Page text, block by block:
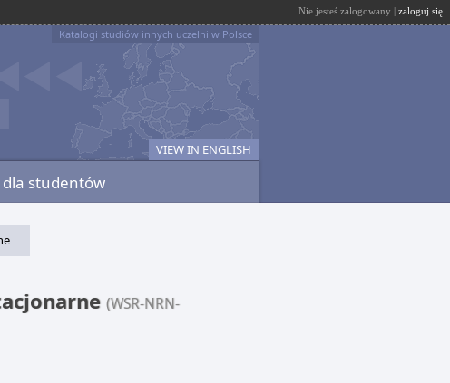
Nie jesteś zalogowany | zaloguj się
Katalogi studiów innych uczelni w Polsce
VIEW IN ENGLISH
studentów
(WSR-NRN-